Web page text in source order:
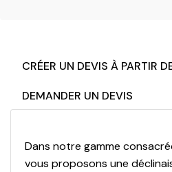
CRÉER UN DEVIS À PARTIR
DEMANDER UN DEVIS
Dans notre gamme
vous proposons une